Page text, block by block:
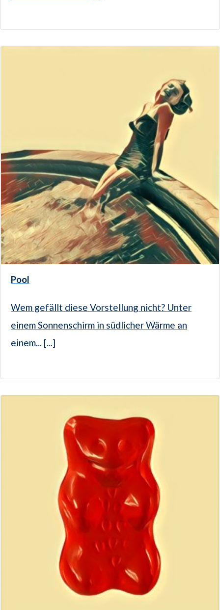
Pool
Wem gefällt diese Vorstellung nicht? Unter
einem Sonnenschirm in südlicher Wärme an
einem... [...]